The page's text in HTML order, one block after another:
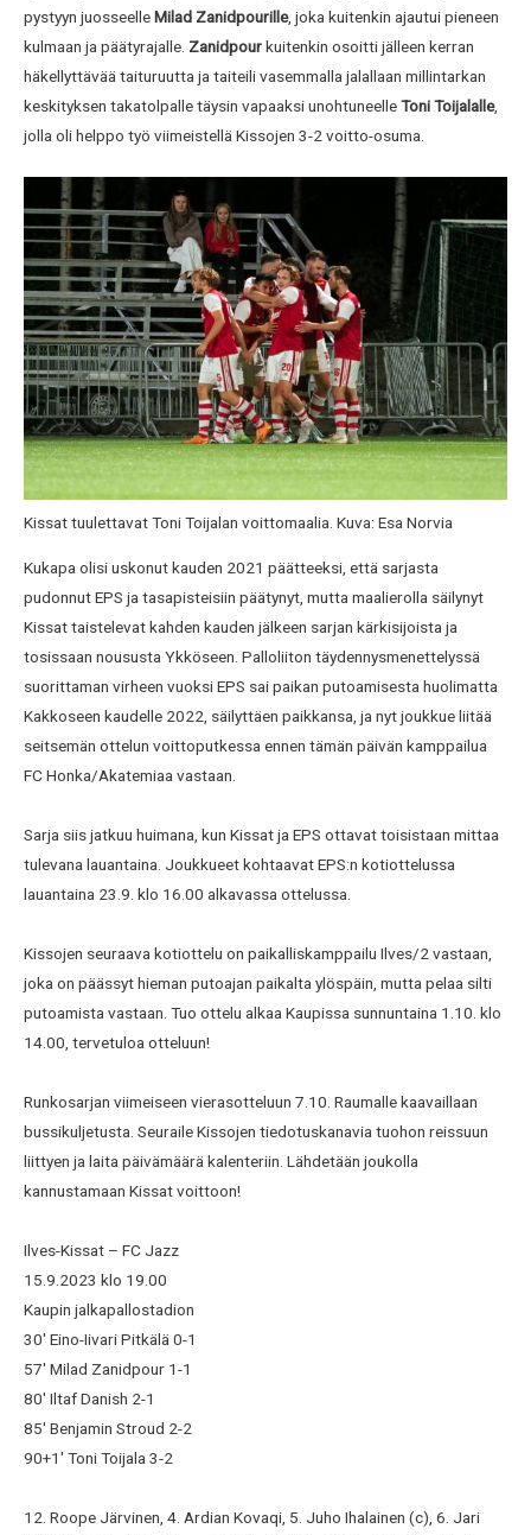
pystyyn juosseelleMilad Zanidpourille, joka kuitenkin ajautui pieneen
kulmaan ja päätyrajalle. Zanidpourkuitenkin osoitti jälleen kerran
häkellyttävää taituruutta ja taiteili vasemmalla jalallaan millintarkan
keskityksen takatolpalle täysin vapaaksi unohtuneelleToni Toijalalle,
jolla oli helppo työ viimeistellä Kissojen 3-2 voitto-osuma.
Kissat tuulettavat Toni Toijalan voittomaalia. Kuva: Esa Norvia
Kukapa olisi uskonut kauden 2021 päätteeksi, että sarjasta
pudonnut EPS ja tasapisteisiin päätynyt, mutta maalierolla säilynyt
Kissat taistelevat kahden kauden jälkeen sarjan kärkisijoista ja
tosissaan noususta Ykköseen. Palloliiton täydennysmenettelyssä
suorittaman virheen vuoksi EPS sai paikan putoamisesta huolimatta
Kakkoseen kaudelle 2022, säilyttäen paikkansa, ja nyt joukkue liitää
seitsemän ottelun voittoputkessa ennen tämän päivän kamppailua
FC Honka/Akatemiaa vastaan.
Sarja siis jatkuu huimana, kun Kissat ja EPS ottavat toisistaan mittaa
tulevana lauantaina. Joukkueet kohtaavat EPS:n kotiottelussa
lauantaina 23.9. klo 16.00 alkavassa ottelussa.
Kissojen seuraava kotiottelu on paikalliskamppailu Ilves/2 vastaan,
joka on päässyt hieman putoajan paikalta ylöspäin, mutta pelaa silti
putoamista vastaan. Tuo ottelu alkaa Kaupissa sunnuntaina 1.10. klo
14.00, tervetuloa otteluun!
Runkosarjan viimeiseen vierasotteluun 7.10. Raumalle kaavaillaan
bussikuljetusta. Seuraile Kissojen tiedotuskanavia tuohon reissuun
liittyen ja laita päivämäärä kalenteriin. Lähdetään joukolla
kannustamaan Kissat voittoon!
Ilves-Kissat – FC Jazz
15.9.2023 klo 19.00
Kaupin jalkapallostadion
30′ Eino-Iivari Pitkälä 0-1
57′ Milad Zanidpour 1-1
80′ Iltaf Danish 2-1
85′ Benjamin Stroud 2-2
90+1′ Toni Toijala 3-2
12. Roope Järvinen, 4. Ardian Kovaqi, 5. Juho Ihalainen (c), 6. Jari